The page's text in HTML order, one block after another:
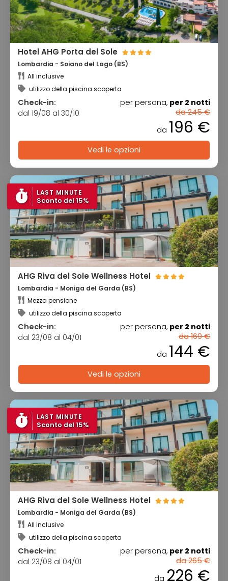
Hotel AHG Porta del Sole
Lombardia - Soiano del Lago (BS)
All inclusive
utilizzo della piscina scoperta
Check-in:
dal 19/08 al 30/10
per persona, per 2 notti
da 245 €
da 196 €
Vedi le opzioni
LAST MINUTE
Sconto del 15%
AHG Riva del Sole Wellness Hotel
Lombardia - Moniga del Garda (BS)
Mezza pensione
utilizzo della piscina scoperta
Check-in:
dal 23/08 al 04/01
per persona, per 2 notti
da 169 €
da 144 €
Vedi le opzioni
LAST MINUTE
Sconto del 15%
AHG Riva del Sole Wellness Hotel
Lombardia - Moniga del Garda (BS)
All inclusive
utilizzo della piscina scoperta
Check-in:
dal 23/08 al 04/01
per persona, per 2 notti
da 265 €
da 226 €